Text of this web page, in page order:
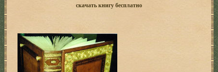
скачать книгу бесплатно